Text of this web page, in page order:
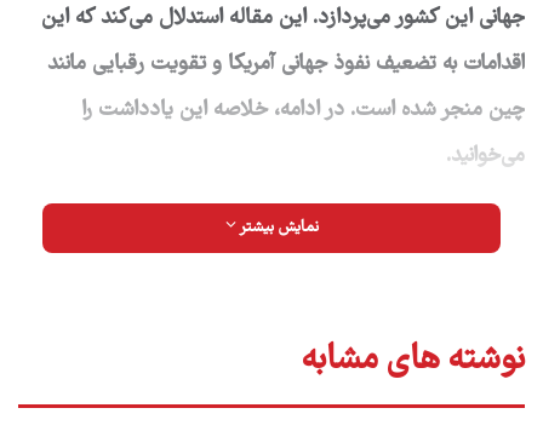
جهانی این کشور می‌پردازد. این مقاله استدلال می‌کند که این
اقدامات به تضعیف نفوذ جهانی آمریکا و تقویت رقبایی مانند
چین منجر شده است. در ادامه، خلاصه این یادداشت را
می‌خوانید.
در حالی که کاخ سفید روزبه‌روز بیش‌تر به کلاس درس یک
کودکی چگونه به طعنه‌های یک قلدر در حیاط مدرسه پاسخ
می‌دادیم. وقتی رقیبمان ما را به چیزی متهم می‌کرد، فریاد
نمایش بیشتر
نوشته های مشابه